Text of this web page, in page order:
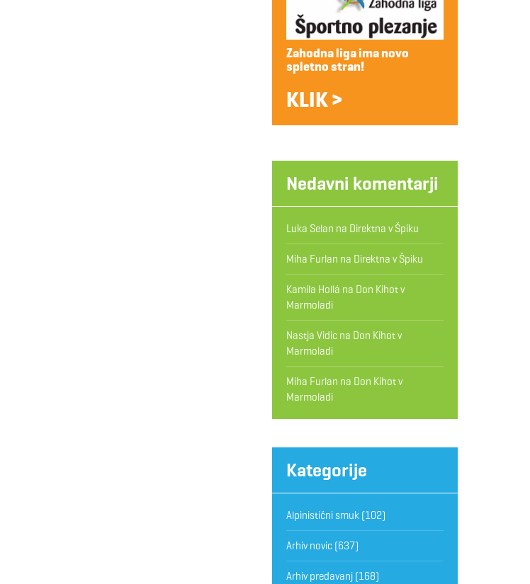
Zahodna liga ima novo
spletno stran!
KLIK >
Nedavni komentarji
Luka Selan na Direktna v Špiku
Miha Furlan na Direktna v Špiku
Kamila Hollá na Don Kihot v
Marmoladi
Nastja Vidicna Don Kihot v
Marmoladi
Miha Furlan na Don Kihot v
Marmoladi
Kategorije
Alpinistični smuk(102)
Arhiv novic(637)
Arhiv predavanj(168)